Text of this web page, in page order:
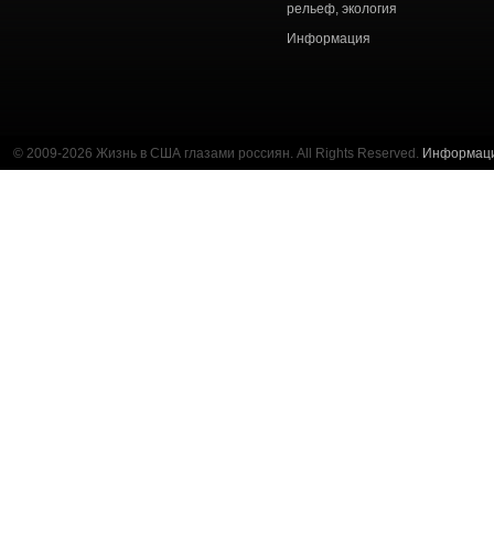
рельеф, экология
Информация
© 2009-2026 Жизнь в США глазами россиян. All Rights Reserved.